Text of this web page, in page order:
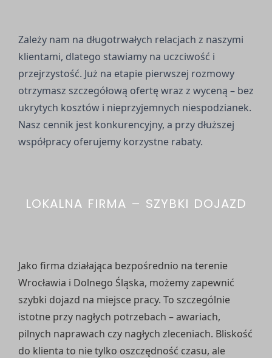
Zależy nam na długotrwałych relacjach z naszymi
klientami, dlatego stawiamy na uczciwość i
przejrzystość. Już na etapie pierwszej rozmowy
otrzymasz szczegółową ofertę wraz z wyceną – bez
ukrytych kosztów i nieprzyjemnych niespodzianek.
Nasz cennik jest konkurencyjny, a przy dłuższej
współpracy oferujemy korzystne rabaty.
LOKALNA FIRMA – SZYBKI DOJAZD
Jako firma działająca bezpośrednio na terenie
Wrocławia i Dolnego Śląska, możemy zapewnić
szybki dojazd na miejsce pracy. To szczególnie
istotne przy nagłych potrzebach – awariach,
pilnych naprawach czy nagłych zleceniach. Bliskość
do klienta to nie tylko oszczędność czasu, ale